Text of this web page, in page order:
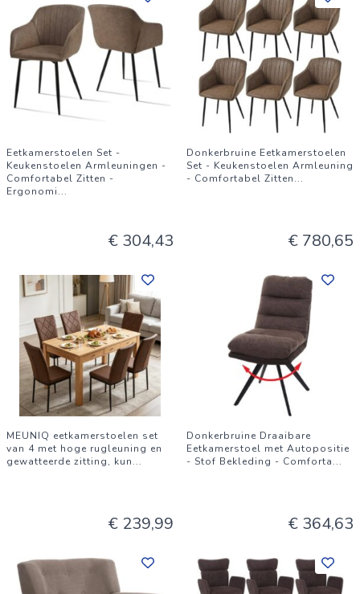
Eetkamerstoelen Set -
Keukenstoelen Armleuningen -
Comfortabel Zitten -
Ergonomi...
€ 304,43
Donkerbruine Eetkamerstoelen
Set - Keukenstoelen Armleuning
- Comfortabel Zitten...
€ 780,65
MEUNIQ eetkamerstoelen set
van 4 met hoge rugleuning en
gewatteerde zitting, kun...
€ 239,99
Donkerbruine Draaibare
Eetkamerstoel met Autopositie
- Stof Bekleding - Comforta...
€ 364,63